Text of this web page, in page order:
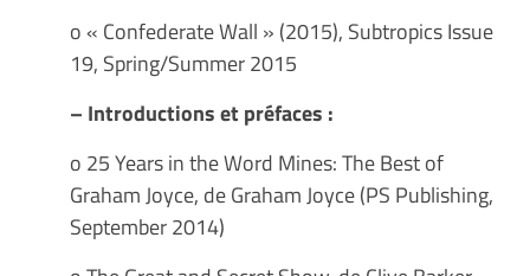
o « Confederate Wall » (2015), Subtropics Issue
19, Spring/Summer 2015
– Introductions et préfaces :
o 25 Years in the Word Mines: The Best of
Graham Joyce, de Graham Joyce (PS Publishing,
September 2014)